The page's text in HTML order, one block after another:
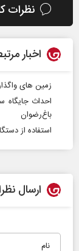
نظرات
اخبار
زمین های
احداث جایگاه
باغ‌رضوان
استفاده از
ارسال